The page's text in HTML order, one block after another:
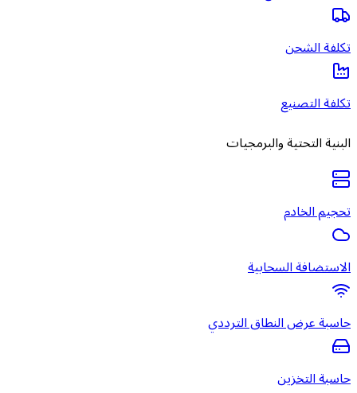
تكلفة الشحن
تكلفة التصنيع
البنية التحتية والبرمجيات
تحجيم الخادم
الاستضافة السحابية
حاسبة عرض النطاق الترددي
حاسبة التخزين